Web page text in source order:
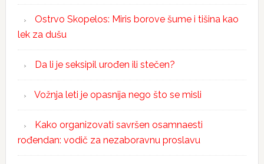
Ostrvo Skopelos: Miris borove šume i tišina kao
lek za dušu
Da li je seksipil urođen ili stečen?
Vožnja leti je opasnija nego što se misli
Kako organizovati savršen osamnaesti
rođendan: vodič za nezaboravnu proslavu